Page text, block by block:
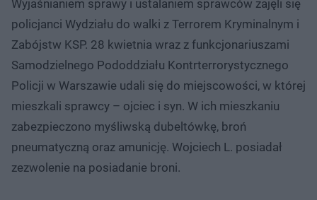
Wyjaśnianiem sprawy i ustalaniem sprawców zajęli się
policjanci Wydziału do walki z Terrorem Kryminalnym i
Zabójstw KSP. 28 kwietnia wraz z funkcjonariuszami
Samodzielnego Pododdziału Kontrterrorystycznego
Policji w Warszawie udali się do miejscowości, w której
mieszkali sprawcy – ojciec i syn. W ich mieszkaniu
zabezpieczono myśliwską dubeltówkę, broń
pneumatyczną oraz amunicję. Wojciech L. posiadał
zezwolenie na posiadanie broni.